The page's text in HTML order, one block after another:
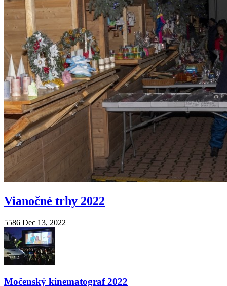
Vianočné trhy 2022
5586 Dec 13, 2022
Močenský kinematograf 2022